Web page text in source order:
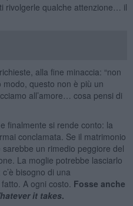
rivolgerle qualche attenzione… il
alla fine minaccia: “non
questo non è più un
all’amore… cosa pensi di
finalmente si rende conto: la
conclamata. Se il matrimonio
un rimedio peggiore del
La moglie potrebbe lasciarlo
bisogno di una
A ogni costo. Fosse anche
it takes.